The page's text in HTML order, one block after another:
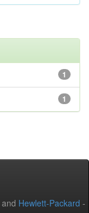
1
1
and Hewlett-Packard -